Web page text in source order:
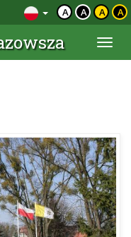
A A A A